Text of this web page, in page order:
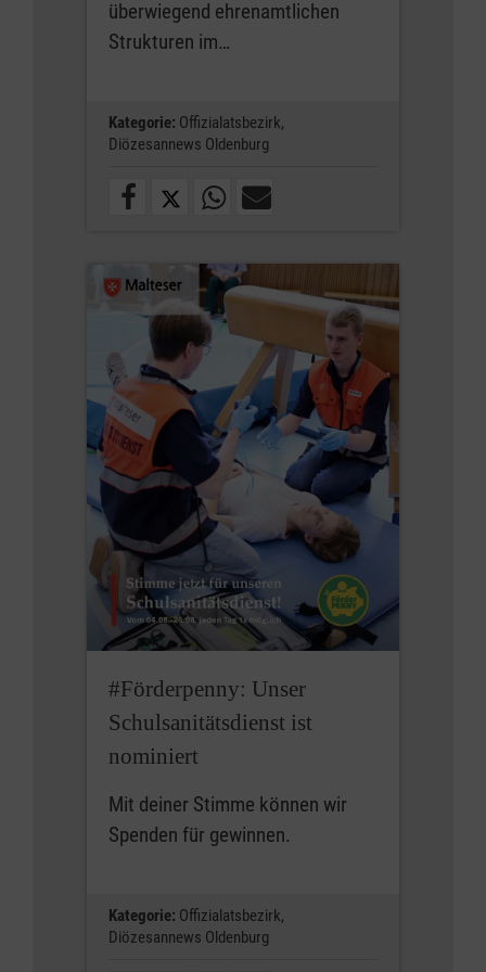
überwiegend ehrenamtlichen
Strukturen im…
Kategorie: Offizialatsbezirk,
Diözesannews Oldenburg
#Förderpenny: Unser
Schulsanitätsdienst ist
nominiert
Mit deiner Stimme können wir
Spenden für gewinnen.
Kategorie: Offizialatsbezirk,
Diözesannews Oldenburg